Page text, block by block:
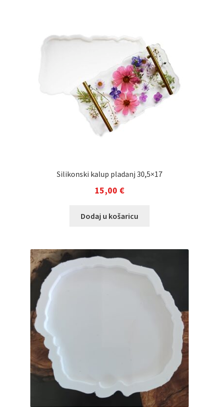
Silikonski kalup pladanj 30,5×17
15,00 €
Dodaj u košaricu